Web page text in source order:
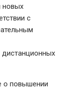
новых
с
дистанционных
о повышении